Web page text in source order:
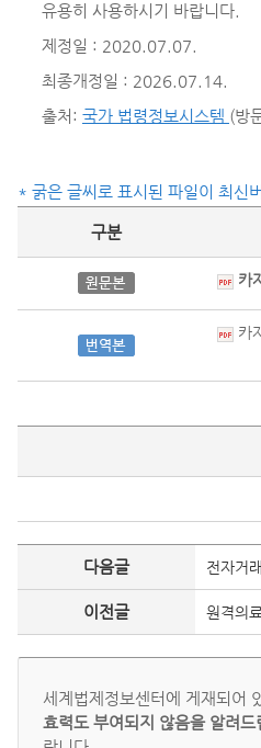
유용히 사용하시기 바랍니다.
제정일 : 2020.07.07.
최종개정일 : 2026.07.14.
출처: 국가 법령정보시스템 (방
* 굵은 글씨로 표시된 파일이 최신
구분
카
카
다음글
이전글 원격의
세계법제정보센터에 게재되어
효력도 부여되지 않음을 알려드